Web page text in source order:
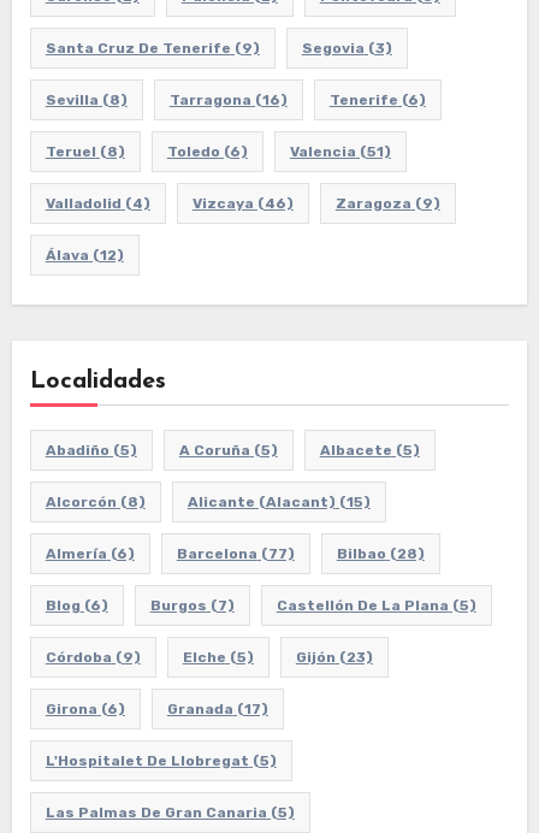
Santa Cruz De Tenerife (9) Segovia (3)
Sevilla (8) Tarragona (16) Tenerife (6)
Teruel (8) Toledo (6) Valencia (51)
Valladolid (4) Vizcaya (46) Zaragoza (9)
Álava (12)
Localidades
Abadiño (5) A Coruña (5) Albacete (5)
Alcorcón (8) Alicante (Alacant) (15)
Almería (6) Barcelona (77) Bilbao (28)
Blog (6) Burgos (7) Castellón De La Plana (5)
Córdoba (9) Elche (5) Gijón (23)
Girona (6) Granada (17)
L'Hospitalet De Llobregat (5)
Las Palmas De Gran Canaria (5)